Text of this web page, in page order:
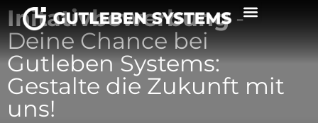
Initativbewerbung -
Deine Chance bei
Gutleben Systems:
Gestalte die Zukunft mit
uns!